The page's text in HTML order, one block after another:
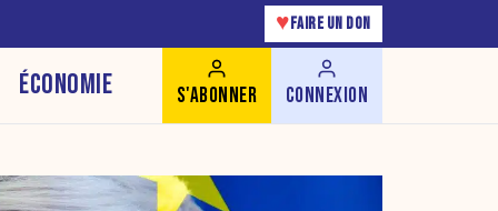
♥ FAIRE UN DON
ÉCONOMIE S'ABONNER CONNEXION